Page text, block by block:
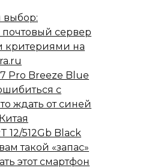
выбор:
сервер
критериями на
Pro Breeze Blue
с
ждать от синей
12/512Gb Black
такой «запас»
этот смартфон